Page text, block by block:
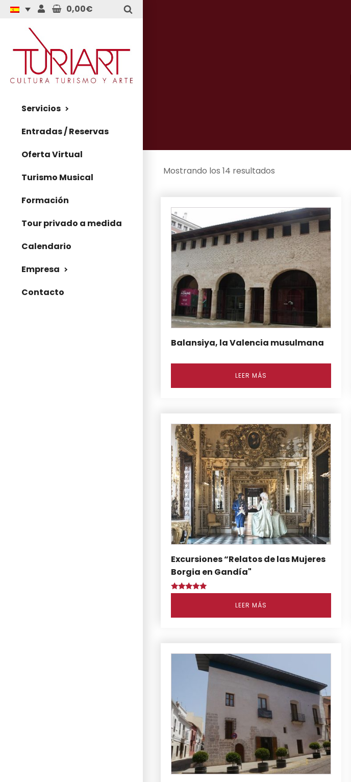
0,00€
Servicios
Entradas / Reservas
Oferta Virtual
Turismo Musical
Formación
Tour privado a medida
Calendario
Empresa
Contacto
Mostrando los 14 resultados
Balansiya, la Valencia musulmana
LEER MÁS
Excursiones “Relatos de las Mujeres
Borgia en Gandía"
de 5
LEER MÁS